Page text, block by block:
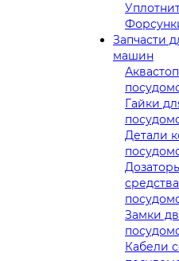
Запчасти
машин
Гайки
Детали
Замки
Кабели